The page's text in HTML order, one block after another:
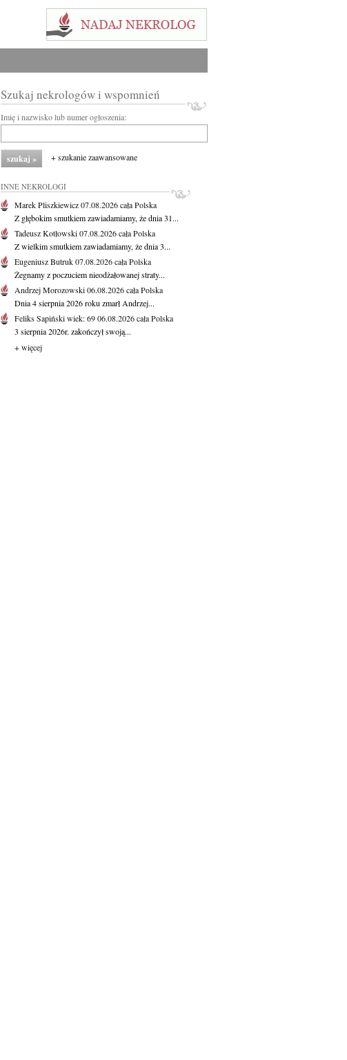
Szukaj nekrologów i wspomnień
Imię i nazwisko lub numer ogłoszenia:
+ szukanie zaawansowane
INNE NEKROLOGI
Marek Pliszkiewicz07.08.2026cała Polska
Z głębokim smutkiem zawiadamiamy, że dnia 31...
Tadeusz Kotłowski07.08.2026cała Polska
Z wielkim smutkiem zawiadamiamy, że dnia 3...
Eugeniusz Butruk07.08.2026cała Polska
Żegnamy z poczuciem nieodżałowanej straty...
Andrzej Morozowski06.08.2026cała Polska
Dnia 4 sierpnia 2026 roku zmarł Andrzej...
Feliks Sapińskiwiek: 6906.08.2026cała Polska
3 sierpnia 2026r. zakończył swoją...
+ więcej